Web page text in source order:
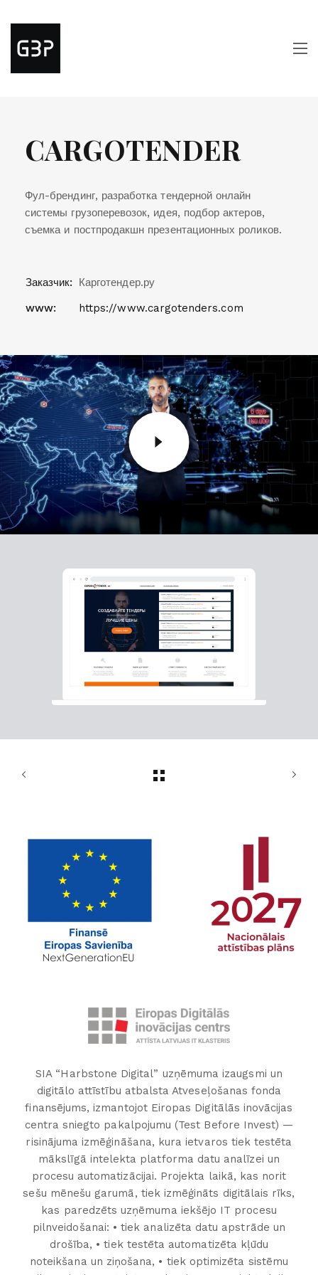
CARGOTENDER
Фул-брендинг, разработка тендерной онлайн
системы грузоперевозок, идея, подбор актеров,
съемка и постпродакшн презентационных роликов.
Заказчик:
Карготендер.ру
www:
https://www.cargotenders.com
SIA “Harbstone Digital” uzņēmuma izaugsmi un
digitālo attīstību atbalsta Atveseļošanas fonda
finansējums, izmantojot Eiropas Digitālās inovācijas
centra sniegto pakalpojumu (Test Before Invest) —
risinājuma izmēģināšana, kura ietvaros tiek testēta
mākslīgā intelekta platforma datu analīzei un
procesu automatizācijai. Projekta laikā, kas norit
sešu mēnešu garumā, tiek izmēģināts digitālais rīks,
kas paredzēts uzņēmuma iekšējo IT procesu
pilnveidošanai: • tiek analizēta datu apstrāde un
drošība, • tiek testēta automatizēta kļūdu
noteikšana un ziņošana, • tiek optimizēta sistēmu